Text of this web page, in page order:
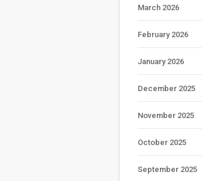
March 2026
February 2026
January 2026
December 2025
November 2025
October 2025
September 2025